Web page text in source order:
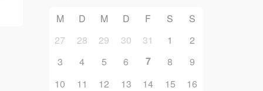
M D M D F S
S
27
28 29 30 31 1
2
3
4 5 6 7 8
9
10
11 12 13 14 15
16